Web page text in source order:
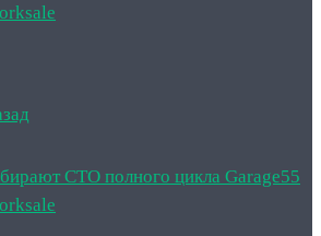
СТО полного цикла Garage55